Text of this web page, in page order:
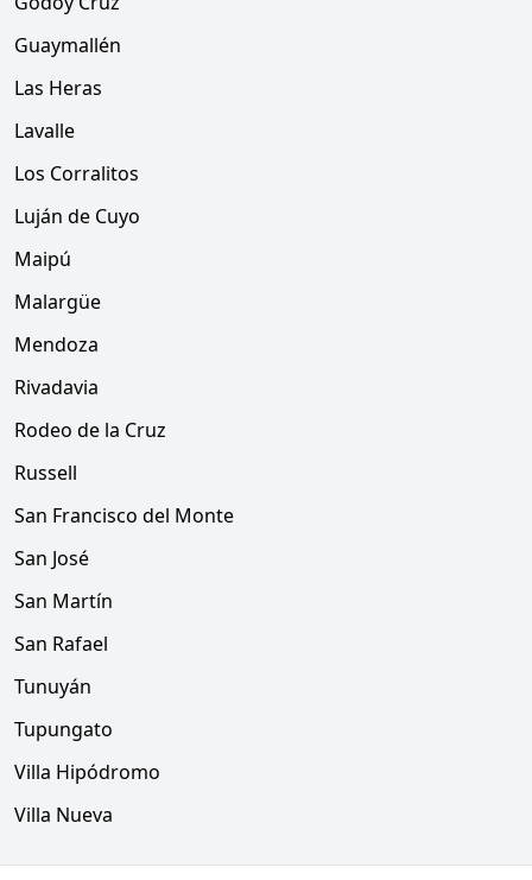
Guaymallén
Las Heras
Lavalle
Los Corralitos
Luján de Cuyo
Maipú
Malargüe
Mendoza
Rivadavia
Rodeo de la Cruz
Russell
San Francisco del Monte
San José
San Martín
San Rafael
Tunuyán
Tupungato
Villa Hipódromo
Villa Nueva